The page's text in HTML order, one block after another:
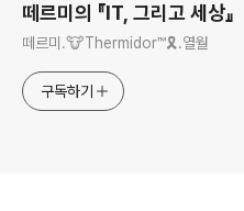
떼르미의 『IT, 그리고 세상』
떼르미.🐮Thermidor™🎗️.열월
구독하기